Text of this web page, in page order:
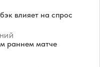
влияет на спрос
раннем матче